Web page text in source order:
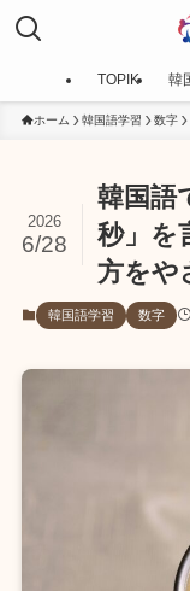
TOPIK 韓
ホーム 韓国語学習 数字
韓国語
秒」を
方をや
2026
6/28
韓国語学習 数字